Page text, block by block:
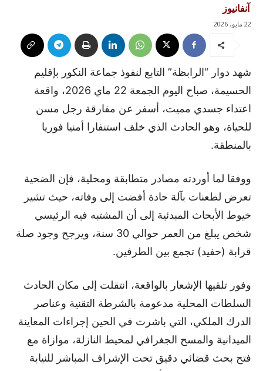
آنفانيوز
22 مايو، 2026
شهد دوار “الرابظة” التابع لنفوذ جماعة النكور بإقليم
الحسيمة، صباح اليوم الجمعة 22 ماي 2026، واقعة
اعتداء جسدي مميت، أسفر عن مفارقة رجل مسن
للحياة، وهو الحادث الذي خلف استنفارا أمنيا فوريا
بالمنطقة.
ووفقا لما أوردته مصادر متطابقة ومحلية، فإن الضحية
تعرض لطعنات بآلة حادة أفضت إلى وفاته، حيث تشير
خيوط الأبحاث المبدئية إلى أن المشتبه فيه الرئيسي
شخص يبلغ من العمر حوالي 30 سنة، ويرجح وجود صلة
قرابة (حفيد) تجمع بين الطرفين.
وفور تلقيها الإشعار بالواقعة، انتقلت إلى مكان الحادث
السلطات المحلية مدعومة بالشرطة التقنية وعناصر
الدرك الملكي، التي باشرت في الحين إجراءات المعاينة
الميدانية والمسح الجغرافي لمحيط النازلة، موازاة مع
فتح بحث قضائي دقيق تحت الإشراف المباشر للنيابة